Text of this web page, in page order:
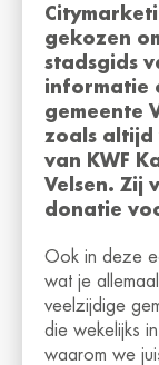
gekozen
stadsgids
informatie
gemeente
zoals
van KWF
Velsen. Zij
donatie
Ook in deze
wat je
veelzijdige
die wekelijks
waarom we